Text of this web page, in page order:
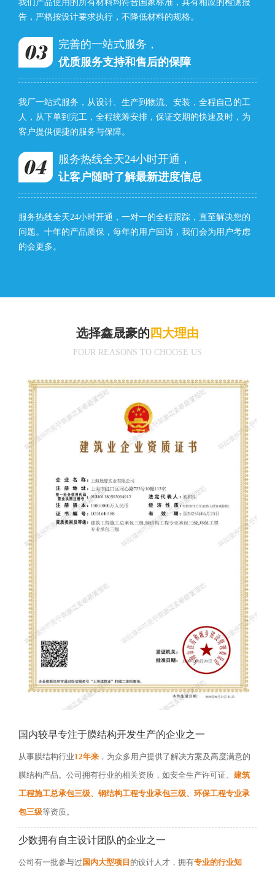
我们产品使用的所有材料均符合国家标准，具有相应的检测报
告，严格按设计要求执行，不降低材料的规格。
完善的一站式服务，
优质服务支持和售后的保障
我厂一站式服务，从设计、生产到物流、安装，全程自己的工
人，从下单到完工，全程统筹安排，保证交期的快速及时，为
客户提供便捷的服务与保障。
服务热线全天24小时开通，
让客户随时了解最新进度信息
服务热线全天24小时开通，一对一的全程跟踪，直至解决您的
问题。十年的产品质保，每年的用户回访，我们会为用户考虑
的会更多。
选择鑫晟豪的 四大理由
FOUR REASONS TO CHOOSE US
国内较早专注于膜结构开发生产的企业之一
从事膜结构行业12年来 ，为众多用户提供了解决方案及高度满意的
膜结构产品。公司拥有行业的相关资质，如安全生产许可证、 建筑
工程施工总承包三级、钢结构工程专业承包三级、环保工程专业承
包三级等资质。
少数拥有自主设计团队的企业之一
公司有一批参与过 国内大型项目 的设计人才，拥有专业的行业知